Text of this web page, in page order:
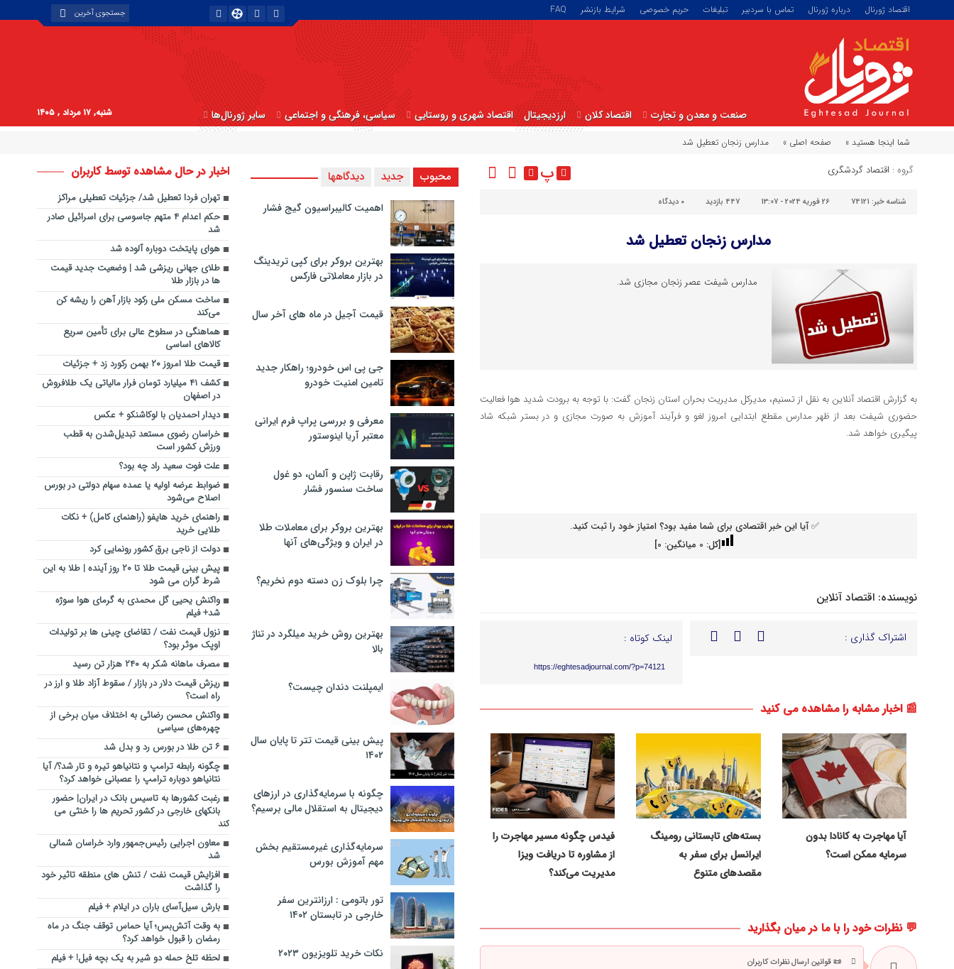
اقتصاد ژورنال درباره ژورنال تماس با سردبیر تبلیغات حریم خصوصی شرایط بازنشر FAQ
صنعت و معدن و تجارت اقتصاد کلان ارزدیجیتال اقتصاد شهری و روستایی سیاسی، فرهنگی و اجتماعی سایر ژورنال‌ها شنبه, ۱۷ مرداد , ۱۴۰۵
شما اینجا هستید » صفحه اصلی » مدارس زنجان تعطیل شد
گروه : اقتصاد گردشگری پ
شناسه خبر: 74121 26 فوریه 2024 - 13:07 447 بازدید ۰ دیدگاه
مدارس زنجان تعطیل شد
مدارس شیفت عصر زنجان مجازی شد.
به گزارش اقتصاد آنلاین به نقل از تسنیم، مدیرکل مدیریت بحران استان زنجان گفت: با توجه به برودت شدید هوا فعالیت
حضوری شیفت بعد از ظهر مدارس مقطع ابتدایی امروز لغو و فرآیند آموزش به صورت مجازی و در بستر شبکه شاد
پیگیری خواهد شد.
✅ آیا این خبر اقتصادی برای شما مفید بود؟ امتیاز خود را ثبت کنید.
[کل: 0 میانگین: 0
]
نویسنده: اقتصاد آنلاین
اشتراک گذاری : لینک کوتاه :
https://eghtesadjournal.com/?p=74121
📰 اخبار مشابه را مشاهده می کنید
آیا مهاجرت به کانادا بدون
سرمایه ممکن است؟
بسته‌های تابستانی رومینگ
ایرانسل برای سفر به
مقصدهای متنوع
فیدس چگونه مسیر مهاجرت را
از مشاوره تا دریافت ویزا
مدیریت می‌کند؟
💬 نظرات خود را با ما در میان بگذارید
📜 قوانین ارسال نظرات کاربران
محبوب جدید دیدگاهها
اهمیت کالیبراسیون گیج فشار
بهترین بروکر برای کپی‌ تریدینگ
در بازار معاملاتی فارکس
قیمت آجیل در ماه های آخر سال
جی پی اس خودرو؛ راهکار جدید
تامین امنیت خودرو
معرفی و بررسی پراپ فرم ایرانی
معتبر آریا اینوستور
رقابت ژاپن و آلمان، دو غول
ساخت سنسور فشار
بهترین بروکر برای معاملات طلا
در ایران و ویژگی‌های آنها
چرا بلوک زن دسته دوم نخریم؟
بهترین روش خرید میلگرد در تناژ
بالا
ایمپلنت دندان چیست؟
پیش بینی قیمت تتر تا پایان سال
۱۴۰۲
چگونه با سرمایه‌گذاری در ارزهای
دیجیتال به استقلال مالی برسیم؟
سرمایه‌گذاری غیرمستقیم بخش
مهم آموزش بورس
تور باتومی : ارزانترین سفر
خارجی در تابستان ۱۴۰۲
نکات خرید تلویزیون ۲۰۲۳
اخبار در حال مشاهده توسط کاربران
تهران فردا تعطیل شد/ جزئیات تعطیلی مراکز
حکم اعدام ۴ متهم جاسوسی برای اسرائیل صادر
شد
هوای پایتخت دوباره آلوده شد
طلای جهانی ریزشی شد | وضعیت جدید قیمت
ها در بازار طلا
ساخت مسکن ملی رکود بازار آهن را ریشه‌ کن
می‌کند
هماهنگی در سطوح عالی برای تأمین سریع
کالاهای اساسی
قیمت طلا امروز ۲۰ بهمن رکورد زد + جزئیات
کشف ۴۱ میلیارد تومان فرار مالیاتی یک طلافروش
در اصفهان
دیدار احمدیان با لوکاشنکو + عکس
خراسان رضوی مستعد تبدیل‌شدن به قطب
ورزش کشور است
علت فوت سعید راد چه بود؟
ضوابط عرضه اولیه یا عمده سهام دولتی در بورس
اصلاح می‌شود
راهنمای خرید هایفو (راهنمای کامل) + نکات
طلایی خرید
دولت از ناجی برق کشور رونمایی کرد
پیش بینی قیمت طلا تا ۲۰ روز آینده | طلا به این
شرط گران می شود
واکنش یحیی گل محمدی به گرمای هوا سوژه
شد+ فیلم
نزول قیمت نفت / تقاضای چینی ها بر تولیدات
اوپک موثر بود؟
مصرف ماهانه شکر به ۲۴۰ هزار تن رسید
ریزش قیمت دلار در بازار / سقوط آزاد طلا و ارز در
راه است؟
واکنش محسن رضائی به اختلاف میان برخی از
چهره‌های سیاسی
۶ تن طلا در بورس رد و بدل شد
چگونه رابطه ترامپ و نتانیاهو تیره و تار شد؟/ آیا
نتانیاهو دوباره ترامپ را عصبانی خواهد کرد؟
رغبت کشورها به تاسیس بانک در ایران| حضور
بانکهای خارجی در کشور تحریم ها را خنثی می
کند
معاون اجرایی رئیس‌جمهور وارد خراسان شمالی
شد
افزایش قیمت نفت / تنش های منطقه تاثیر خود
را گذاشت
بارش سیل‌آسای باران در ایلام + فیلم
به وقت آتش‌بس؛ آیا حماس توقف جنگ در ماه
رمضان را قبول خواهد کرد؟
لحظه تلخ حمله دو شیر به یک بچه فیل! + فیلم